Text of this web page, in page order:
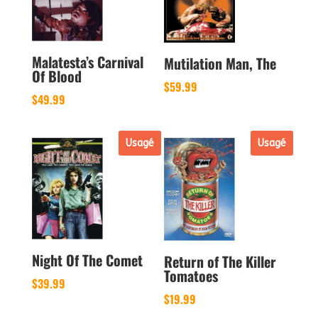
Malatesta’s Carnival
Of Blood
$49.99
Mutilation Man, The
$59.99
Usagé
Night Of The Comet
$39.99
Usagé
Return of The Killer
Tomatoes
$19.99